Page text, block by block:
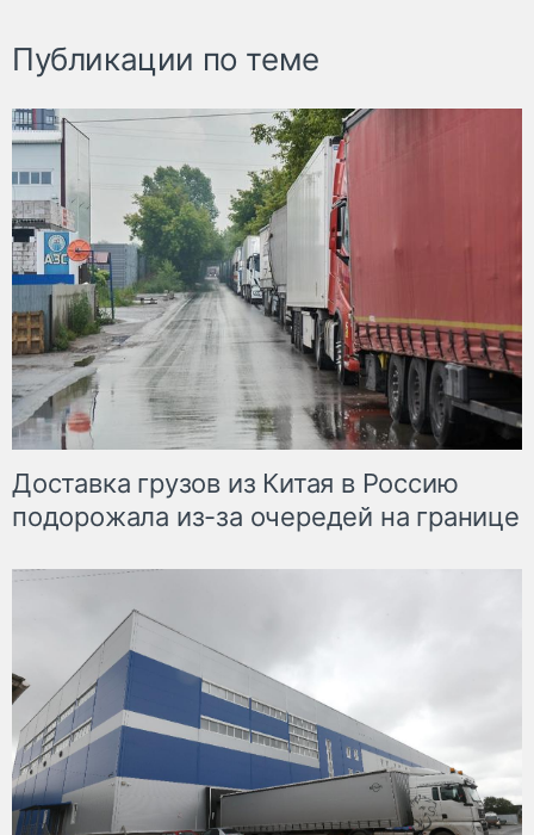
Публикации по теме
Доставка грузов из Китая в Россию
подорожала из-за очередей на границе